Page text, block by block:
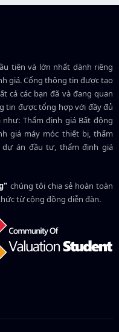
tiên và lớn nhất dành riêng
giá. Cổng thông tin được tạo
cả các bạn đã và đang quan
tin được tổng hợp với đầy đủ
Thẩm định giá Bất động
giá máy móc thiết bị, thẩm
án đầu tư, thẩm định giá
chúng tôi chia sẻ hoàn toàn
từ cộng đồng diễn đàn.